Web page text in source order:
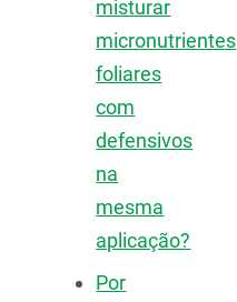
misturar
micronutrientes
foliares
com
defensivos
na
mesma
aplicação?
Por